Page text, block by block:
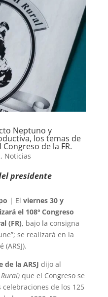
Neptuno y
los temas de
Congreso de la FR.
, Noticias
presidente
| El viernes 30 y
el 108º Congreso
(FR), bajo la consigna
se realizará en la
(ARSJ).
la ARSJ dijo al
que el Congreso se
de los 125